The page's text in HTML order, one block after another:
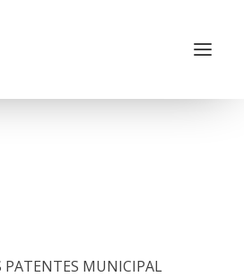
PATENTES MUNICIPAL